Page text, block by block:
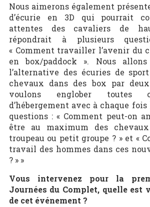
Nous aimerons également
d’écurie en 3D qui pourrait
attentes des cavaliers de
répondrait à plusieurs
« Comment travailler l’avenir du
en box/paddock ». Nous allons
l’alternative des écuries de
chevaux dans des box par
voulons englober toutes
d’hébergement avec à chaque
questions : « Comment peut-on
être au maximum des
troupeau ou petit groupe ? » et «
travail des hommes dans ces
? » »
Vous intervenez pour la
Journées du Complet, quelle est
de cet événement ?